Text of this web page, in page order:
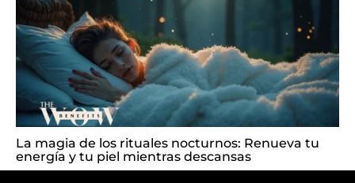
La magia de los rituales nocturnos: Renueva tu
energía y tu piel mientras descansas